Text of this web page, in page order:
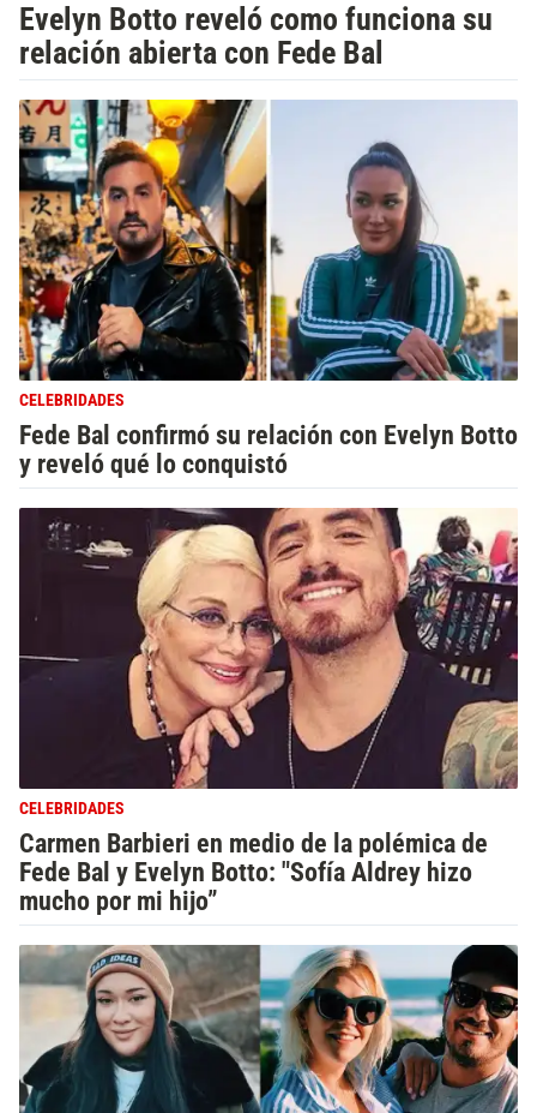
Evelyn Botto reveló como funciona su
relación abierta con Fede Bal
CELEBRIDADES
Fede Bal confirmó su relación con Evelyn Botto
y reveló qué lo conquistó
CELEBRIDADES
Carmen Barbieri en medio de la polémica de
Fede Bal y Evelyn Botto: "Sofía Aldrey hizo
mucho por mi hijo”